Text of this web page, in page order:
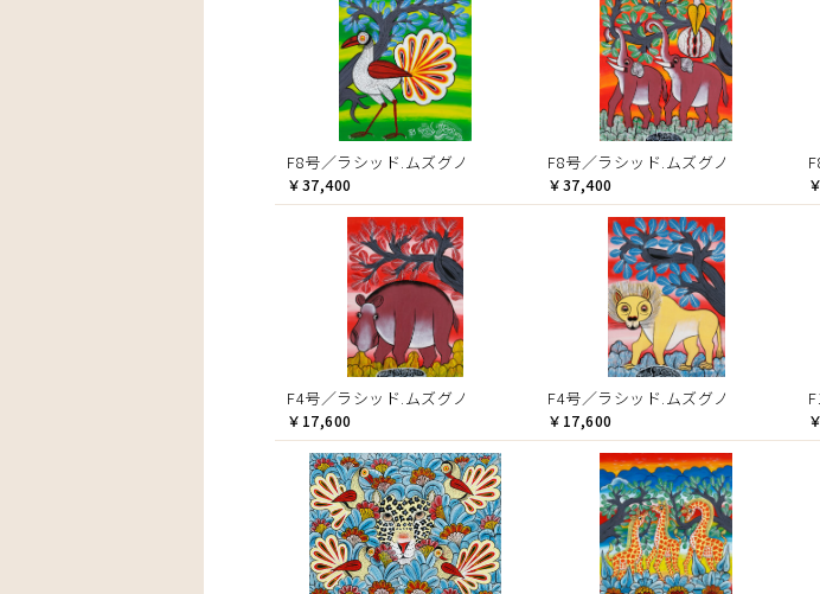
F8号／ラシッド.ムズグノ
￥37,400
F8号／ラシッド.ムズグノ
￥37,400
F4号／ラシッド.ムズグノ
￥17,600
F4号／ラシッド.ムズグノ
￥17,600